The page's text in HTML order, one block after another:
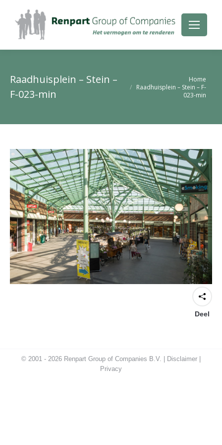
Raadhuisplein – Stein –
F-023-min
Home
Raadhuisplein – Stein – F-
023-min
Deel
© 2001 - 2026 Renpart Group of Companies B.V. | Disclaimer
Privacy